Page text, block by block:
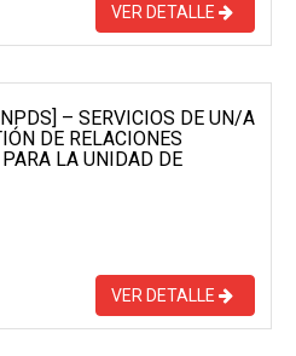
VER DETALLE
– SERVICIOS DE UN/A
DE RELACIONES
LA UNIDAD DE
VER DETALLE